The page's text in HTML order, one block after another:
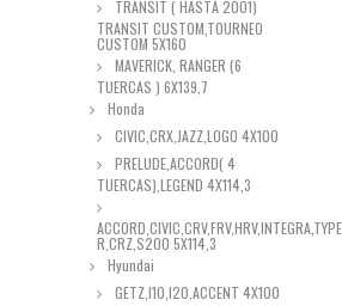
TRANSIT ( HASTA 2001)
TRANSIT CUSTOM,TOURNEO
CUSTOM 5X160
MAVERICK, RANGER (6
TUERCAS ) 6X139,7
Honda
CIVIC,CRX,JAZZ,LOGO 4X100
PRELUDE,ACCORD( 4
TUERCAS),LEGEND 4X114,3
ACCORD,CIVIC,CRV,FRV,HRV,INTEGRA,TYPE
R,CRZ,S200 5X114,3
Hyundai
GETZ,I10,I20,ACCENT 4X100